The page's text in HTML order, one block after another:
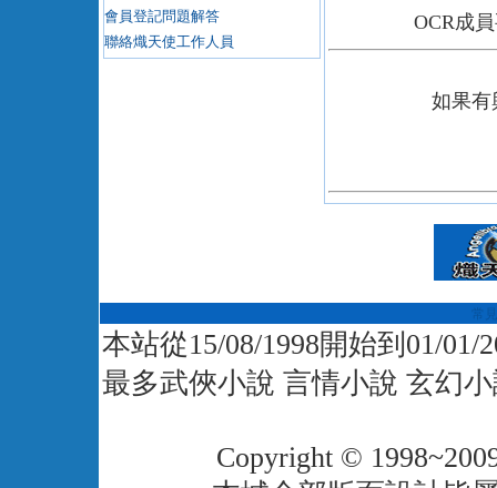
會員登記問題解答
聯絡熾天使工作人員
OCR成
如果有
常
本站從15/08/1998開始到01/01/
最多武俠小說 言情小說 玄幻
Copyright ©